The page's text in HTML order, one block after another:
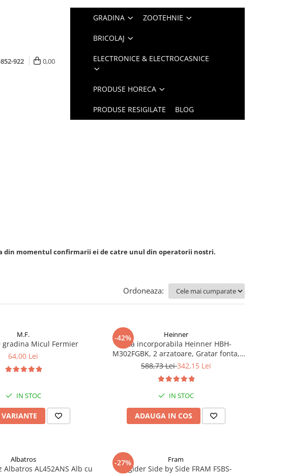
922 0,00
GRADINA ZOOTEHNIE
BRICOLAJ
ELECTRONICE & ELECTROCASNICE
PRODUSE HORECA
PRODUSE RESIGILATE BLOG
din momentul confirmarii ei de catre unul din operatorii nostri.
Ordoneaza:
M.F.
gradina Micul Fermier
64,00 Lei
IN STOC
-42% Heinner
Plita incorporabila Heinner HBH-
M302FGBK, 2 arzatoare, Gratar fonta,
Aprindere electrica, Dispozitiv de
588,73 Lei342,15 Lei
IN STOC
ADAUGA IN COS
Albatros
Albatros AL452ANS Alb cu
-27% Fram
Frigider Side by Side FRAM FSBS-